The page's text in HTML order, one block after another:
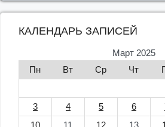
КАЛЕНДАРЬ ЗАПИСЕЙ
Март 2025
Пн
Вт Ср Чт
3
4 5 6
10
11 12 13